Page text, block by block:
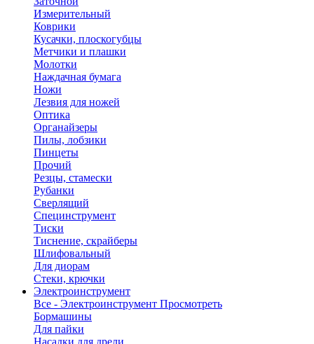
Измерительный
Коврики
Кусачки, плоскогубцы
Метчики и плашки
Молотки
Наждачная бумага
Ножи
Лезвия для ножей
Оптика
Органайзеры
Пилы, лобзики
Пинцеты
Прочий
Резцы, стамески
Рубанки
Сверлящий
Специнструмент
Тиски
Тиснение, скрайберы
Шлифовальный
Для диорам
Стеки, крючки
Электроинструмент
Все - Электроинструмент Просмотреть
Бормашины
Для пайки
Насадки для дрели